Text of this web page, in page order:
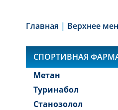
Главная | Верхнее
СПОРТИВНАЯ
Метан
Туринабол
Станозолол